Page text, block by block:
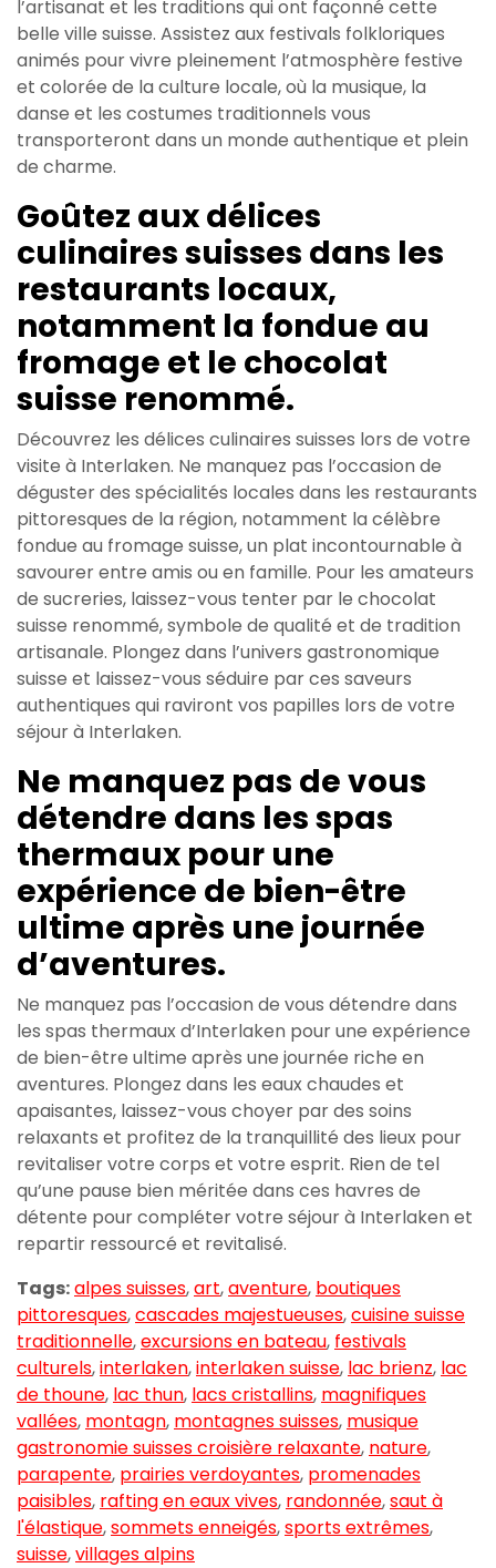
l’artisanat et les traditions qui ont façonné cette
belle ville suisse. Assistez aux festivals folkloriques
animés pour vivre pleinement l’atmosphère festive
et colorée de la culture locale, où la musique, la
danse et les costumes traditionnels vous
transporteront dans un monde authentique et plein
de charme.
Goûtez aux délices
culinaires suisses dans les
restaurants locaux,
notamment la fondue au
fromage et le chocolat
suisse renommé.
Découvrez les délices culinaires suisses lors de votre
visite à Interlaken. Ne manquez pas l’occasion de
déguster des spécialités locales dans les restaurants
pittoresques de la région, notamment la célèbre
fondue au fromage suisse, un plat incontournable à
savourer entre amis ou en famille. Pour les amateurs
de sucreries, laissez-vous tenter par le chocolat
suisse renommé, symbole de qualité et de tradition
artisanale. Plongez dans l’univers gastronomique
suisse et laissez-vous séduire par ces saveurs
authentiques qui raviront vos papilles lors de votre
séjour à Interlaken.
Ne manquez pas de vous
détendre dans les spas
thermaux pour une
expérience de bien-être
ultime après une journée
d’aventures.
Ne manquez pas l’occasion de vous détendre dans
les spas thermaux d’Interlaken pour une expérience
de bien-être ultime après une journée riche en
aventures. Plongez dans les eaux chaudes et
apaisantes, laissez-vous choyer par des soins
relaxants et profitez de la tranquillité des lieux pour
revitaliser votre corps et votre esprit. Rien de tel
qu’une pause bien méritée dans ces havres de
détente pour compléter votre séjour à Interlaken et
repartir ressourcé et revitalisé.
Tags:alpes suisses,art,aventure, boutiques
pittoresques,cascades majestueuses,cuisine suisse
traditionnelle,excursions en bateau, festivals
culturels,interlaken,interlaken suisse, lac brienz, lac
de thoune, lac thun, lacs cristallins, magnifiques
vallées, montagn, montagnes suisses, musique
gastronomie suisses croisière relaxante, nature,
parapente, prairies verdoyantes, promenades
paisibles, rafting en eaux vives, randonnée,saut à
l'élastique,sommets enneigés,sports extrêmes,
suisse,villages alpins